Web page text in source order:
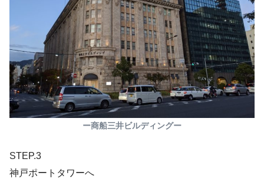
ー商船三井ビルディングー
STEP.3
神戸ポートタワーへ